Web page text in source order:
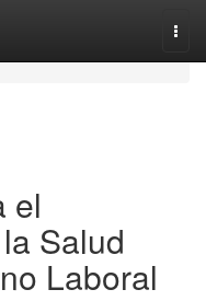
el
Salud
Laboral